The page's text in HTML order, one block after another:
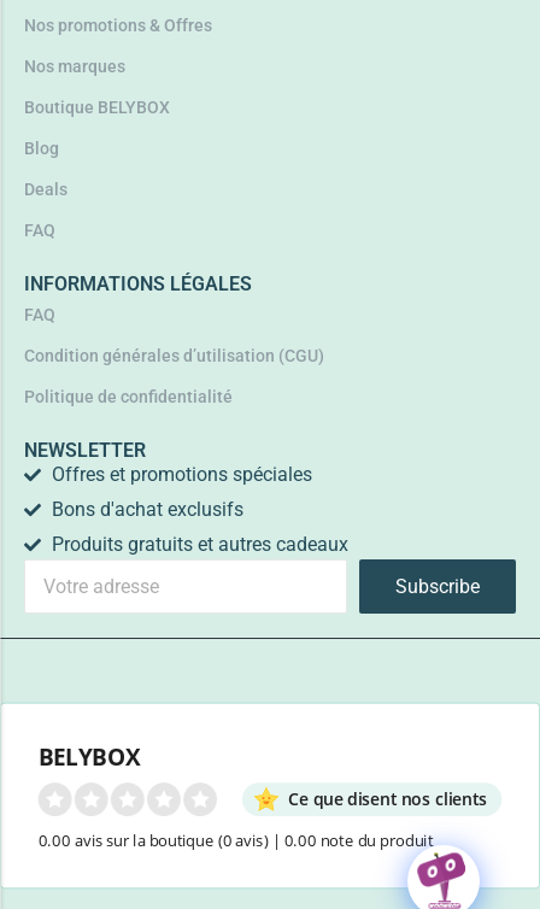
Nos promotions & Offres
Nos marques
Boutique BELYBOX
Blog
Deals
FAQ
INFORMATIONS LÉGALES
FAQ
Condition générales d’utilisation (CGU)
Politique de confidentialité
NEWSLETTER
Offres et promotions spéciales
Bons d'achat exclusifs
Produits gratuits et autres cadeaux
Subscribe
BELYBOX
Ce que disent nos clients
0.00 avis sur la boutique (0 avis)| 0.00 note du produit